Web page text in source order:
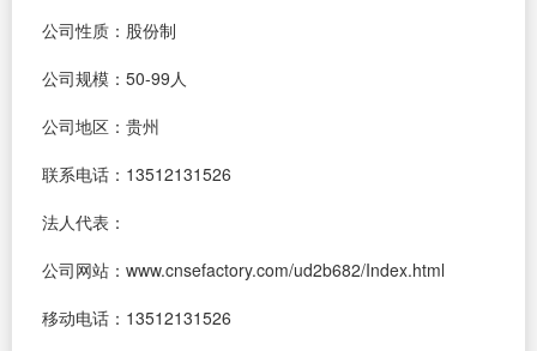
公司性质：股份制
公司规模：50-99人
公司地区：贵州
联系电话：13512131526
法人代表：
公司网站：www.cnsefactory.com/ud2b682/Index.html
移动电话：13512131526